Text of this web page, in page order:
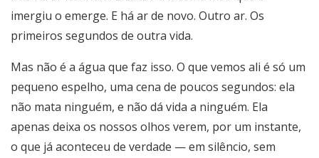
imergiu o emerge. E há ar de novo. Outro ar. Os
primeiros segundos de outra vida.
Mas não é a água que faz isso. O que vemos ali é só um
pequeno espelho, uma cena de poucos segundos: ela
não mata ninguém, e não dá vida a ninguém. Ela
apenas deixa os nossos olhos verem, por um instante,
o que já aconteceu de verdade — em silêncio, sem